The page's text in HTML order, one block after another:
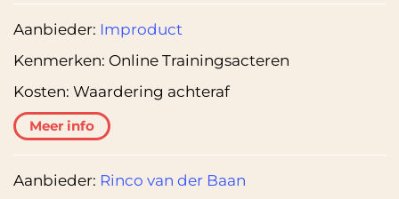
Aanbieder: Improduct
Kenmerken: Online Trainingsacteren
Kosten: Waardering achteraf
Meer info
Aanbieder: Rinco van der Baan